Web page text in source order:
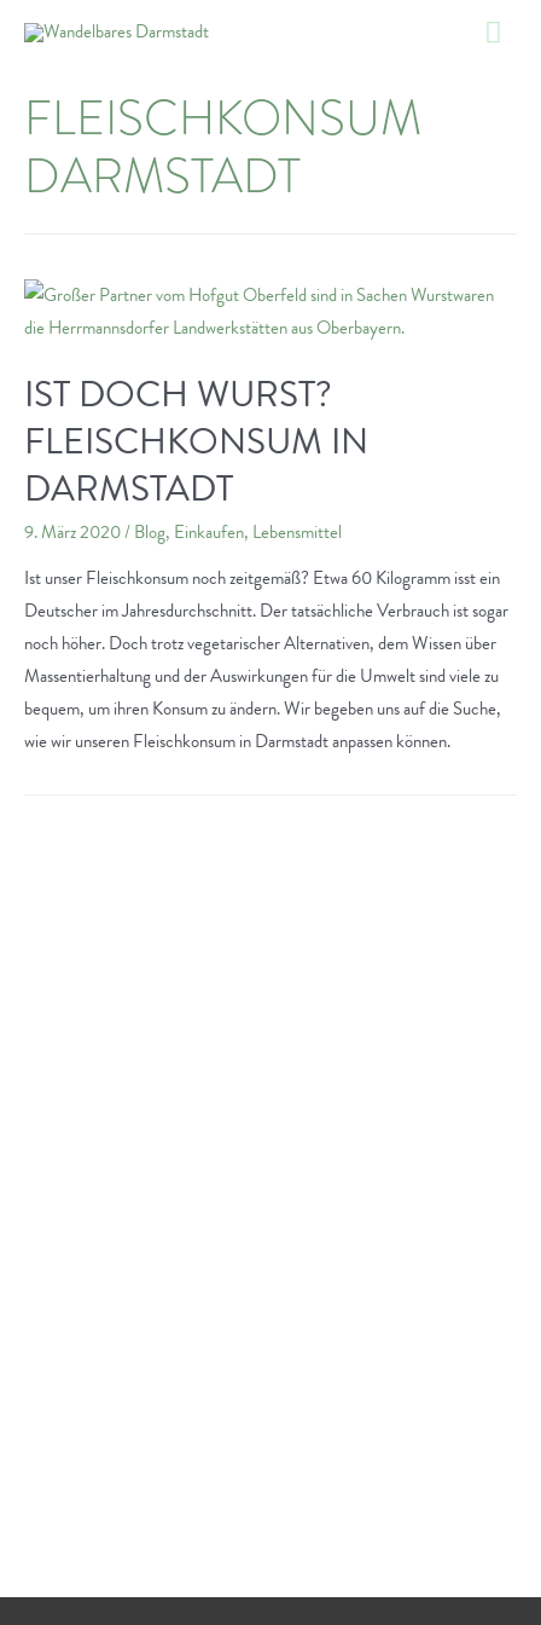
Inhalt
FLEISCHKONSUM
DARMSTADT
IST DOCH WURST?
FLEISCHKONSUM IN
DARMSTADT
9. März 2020/Blog, Einkaufen, Lebensmittel
Ist unser Fleischkonsum noch zeitgemäß? Etwa 60 Kilogramm isst ein
Deutscher im Jahresdurchschnitt. Der tatsächliche Verbrauch ist sogar
noch höher. Doch trotz vegetarischer Alternativen, dem Wissen über
Massentierhaltung und der Auswirkungen für die Umwelt sind viele zu
bequem, um ihren Konsum zu ändern. Wir begeben uns auf die Suche,
wie wir unseren Fleischkonsum in Darmstadt anpassen können.